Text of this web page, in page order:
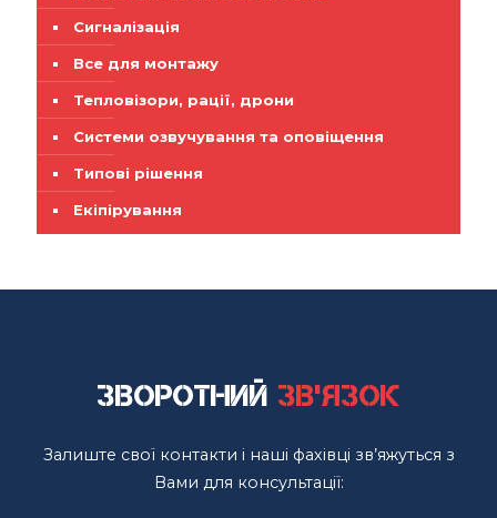
Сигналізація
Все для монтажу
Тепловізори, рації, дрони
Системи озвучування та оповіщення
Типові рішення
Екіпірування
Зворотний зв'язок
Залиште свої контакти і наші фахівці зв’яжуться з
Вами для консультації: